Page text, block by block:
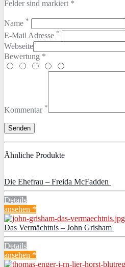
Felder sind markiert *
Name *
E-Mail Adresse *
Webseite
Bewertung *
Kommentar *
Ähnliche Produkte
Die Ehefrau – Freida McFadden
Details
ansehen *
Das Vermächtnis – John Grisham
Details
ansehen *